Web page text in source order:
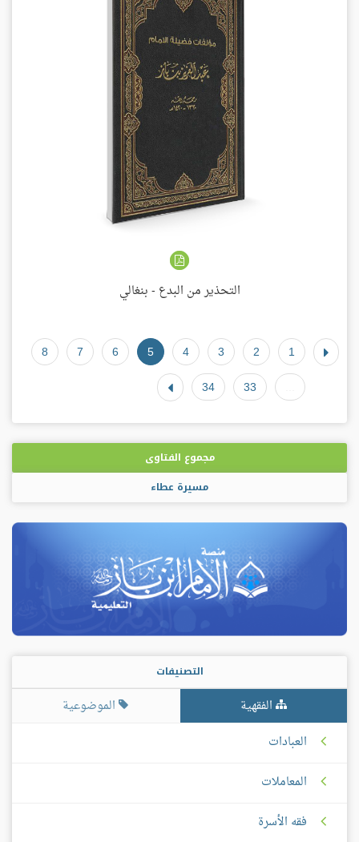
التحذير من البدع - بنغالي
1
2
3
4
5
6
7
8
33
34
مجموع الفتاوى
مسيرة عطاء
التصنيفات
الفقهية
الموضوعية
العبادات
المعاملات
فقه الأسرة